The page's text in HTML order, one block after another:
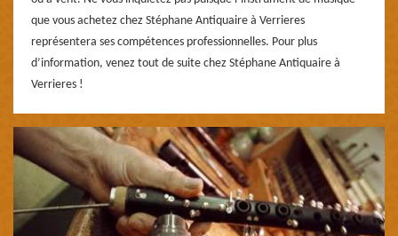
que vous achetez chez Stéphane Antiquaire à Verrieres
représentera ses compétences professionnelles. Pour plus
d’information, venez tout de suite chez Stéphane Antiquaire à
Verrieres !